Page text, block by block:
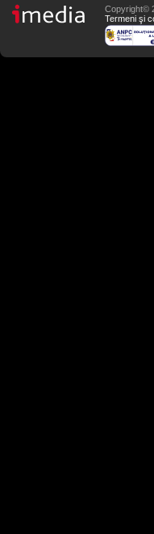
Copyright©
Termeni şi